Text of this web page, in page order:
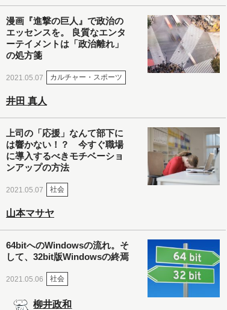
漫画『進撃の巨人』で政治の
エッセンスを。 良質なエンタ
ーテイメントは「政治離れ」
の処方箋
2021.05.07 カルチャー・スポーツ
井田 真人
上司の「応援」なんて部下に
は響かない！？ 今すぐ職場
に導入するべきモチベーショ
ンアップの方法
2021.05.07 社会
山本マサヤ
64bitへのWindowsの流れ。そ
して、32bit版Windowsの終焉
2021.05.06 社会
柳井政和